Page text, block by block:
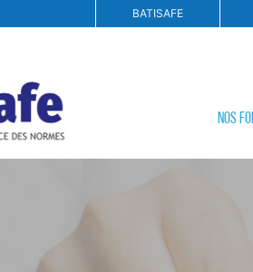
BATISAFE
NOS